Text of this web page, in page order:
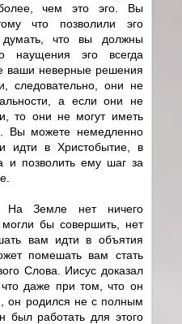
чем это эго. Вы
что позволили эго
думать, что вы должны
эго всегда
ваши неверные решения
следовательно, они не
а если они не
то они не могут иметь
Вы можете немедленно
идти в Христобытие, в
и позволить ему шаг за
Земле нет ничего
бы совершить, нет
вам идти в объятия
помешать вам стать
Слова. Иисус доказал
даже при том, что он
он родился не с полным
был работать для этого